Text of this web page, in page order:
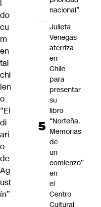
l
do
cu
m
en
tal
chi
len
o
“El
di
ari
o
de
Ag
ust
ín”
nacional”
Julieta
Venegas
aterriza
en
Chile
para
presentar
su
libro
“Norteña.
Memorias
de
un
comienzo”
en
el
Centro
Cultural